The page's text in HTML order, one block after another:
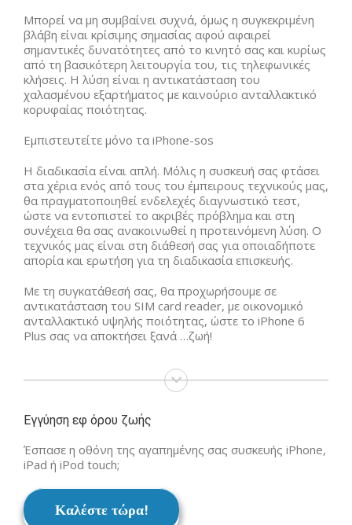
Μπορεί να μη συμβαίνει συχνά, όμως η συγκεκριμένη
βλάβη είναι κρίσιμης σημασίας αφού αφαιρεί
σημαντικές δυνατότητες από το κινητό σας και κυρίως
από τη βασικότερη λειτουργία του, τις τηλεφωνικές
κλήσεις. Η λύση είναι η αντικατάσταση του
χαλασμένου εξαρτήματος με καινούριο ανταλλακτικό
κορυφαίας ποιότητας.
Εμπιστευτείτε μόνο τα iPhone-sos
Η διαδικασία είναι απλή. Μόλις η συσκευή σας φτάσει
στα χέρια ενός από τους του έμπειρους τεχνικούς μας,
θα πραγματοποιηθεί ενδελεχές διαγνωστικό τεστ,
ώστε να εντοπιστεί το ακριβές πρόβλημα και στη
συνέχεια θα σας ανακοινωθεί η προτεινόμενη λύση. Ο
τεχνικός μας είναι στη διάθεσή σας για οποιαδήποτε
απορία και ερωτήση για τη διαδικασία επισκευής.
Με τη συγκατάθεσή σας, θα προχωρήσουμε σε
αντικατάσταση του SIM card reader, με οικονομικό
ανταλλακτικό υψηλής ποιότητας, ώστε το iPhone 6
Plus σας να αποκτήσει ξανά …ζωή!
Εγγύηση εφ όρου ζωής
Έσπασε η οθόνη της αγαπημένης σας συσκευής iPhone,
iPad ή iPod touch;
Καλέστε τώρα!